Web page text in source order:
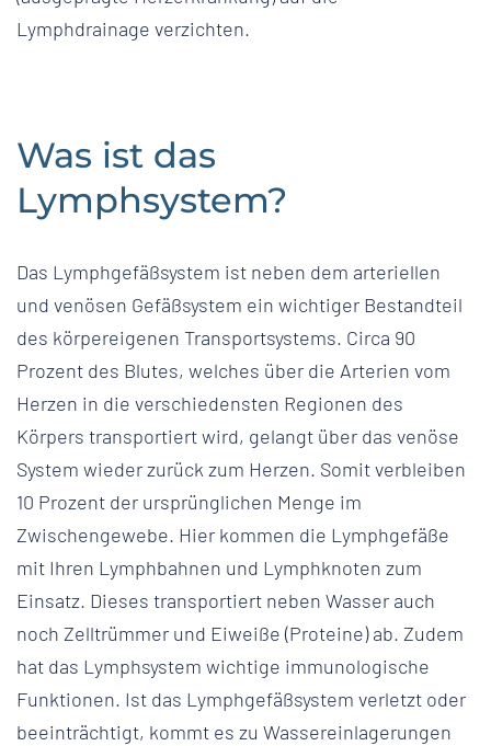
Lymphdrainage verzichten.
Was ist das
Lymphsystem?
Das Lymphgefäßsystem ist neben dem arteriellen
und venösen Gefäßsystem ein wichtiger Bestandteil
des körpereigenen Transportsystems. Circa 90
Prozent des Blutes, welches über die Arterien vom
Herzen in die verschiedensten Regionen des
Körpers transportiert wird, gelangt über das venöse
System wieder zurück zum Herzen. Somit verbleiben
10 Prozent der ursprünglichen Menge im
Zwischengewebe. Hier kommen die Lymphgefäße
mit Ihren Lymphbahnen und Lymphknoten zum
Einsatz. Dieses transportiert neben Wasser auch
noch Zelltrümmer und Eiweiße (Proteine) ab. Zudem
hat das Lymphsystem wichtige immunologische
Funktionen. Ist das Lymphgefäßsystem verletzt oder
beeinträchtigt, kommt es zu Wassereinlagerungen